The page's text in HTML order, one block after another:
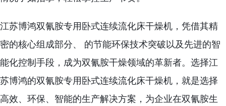
江苏博鸿双氰胺专用卧式连续流化床干燥机，凭借其精
密的核心组成部分、 的节能环保技术突破以及先进的智
能化控制手段，成为双氰胺干燥领域的革新者。选择江
苏博鸿的双氰胺专用卧式连续流化床干燥机，就是选择
高效、环保、智能的生产解决方案，为企业在双氰胺生